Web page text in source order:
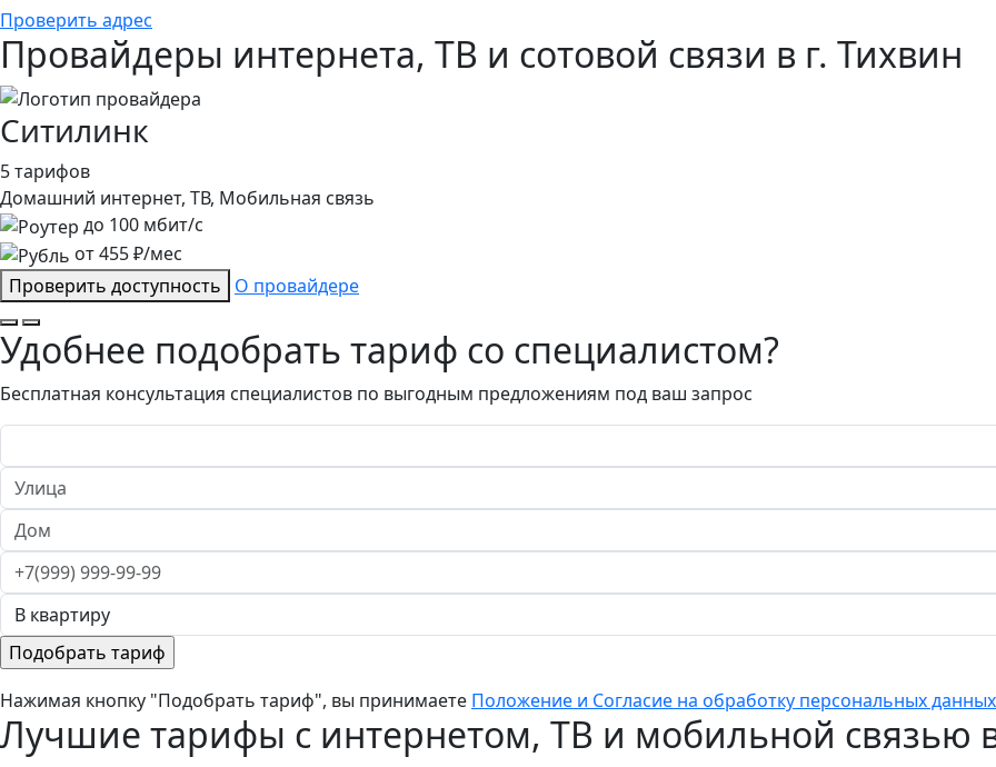
Проверить адрес
Провайдеры интернета, ТВ и сотовой связи в г. Тихвин
Ситилинк
5 тарифов
Домашний интернет, ТВ, Мобильная связь
до 100 мбит/с
от455₽/мес
Проверить доступность
О провайдере
Удобнее подобрать тариф со специалистом?
Бесплатная консультация специалистов по выгодным предложениям под ваш запрос
Нажимая кнопку "Подобрать тариф", вы принимаете Положение и Согласие на обработку персональных данных
Лучшие тарифы с интернетом, ТВ и мобильной связью